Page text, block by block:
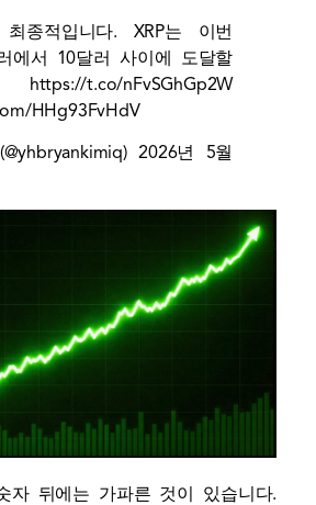
종적입니다. XRP는 이번
에서 10달러 사이에 도달할
. https://t.co/nFvSGhGp2W
HHg93FvHdV
2026년 5월
뒤에는 가파른 것이 있습니다.